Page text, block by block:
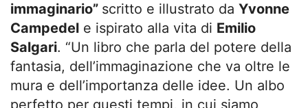
immaginario” scritto e illustrato da Yvonne
Campedel e ispirato alla vita di Emilio
Salgari. “Un libro che parla del potere della
fantasia, dell’immaginazione che va oltre le
mura e dell’importanza delle idee. Un albo